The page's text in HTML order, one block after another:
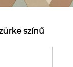
színű